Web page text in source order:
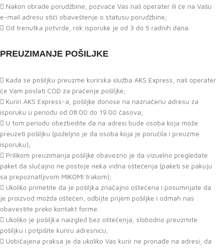
Nakon obrade porudžbine, pozvaće Vas naš operater ili će na Vašu
e-mail adresu stići obaveštenje o statusu porudžbine;
Od trenutka potvrde, rok isporuke je od 3 do 5 radnih dana.
PREUZIMANJE POŠILJKE
Kada se pošiljku preuzme kurirska služba AKS Express, naš operater
će Vam poslati COD za praćenje pošiljke;
Kuriri AKS Express-a, pošiljke donose na naznačenu adresu za
isporuku u periodu od 08.00 do 19.00 časova;
U tom periodu obezbedite da na adresi bude osoba koja može
preuzeti pošiljku (poželjno je da osoba koja je poručila i preuzme
isporuku);
Prilikom preuzimanja pošiljke obavezno je da vizuelno pregledate
paket da slučajno ne postoje neka vidna oštećenja (paketi se pakuju
sa prepoznatljivom MIKOMI trakom);
Ukoliko primetite da je pošiljka značajno oštećena i posumnjate da
je proizvod možda oštećen, odbijte prijem pošiljke i odmah nas
obavestite preko kontakt forme.
Ukoliko je pošiljka naizgled bez oštećenja, slobodno preuzmite
pošiljku i potpišite kuriru adresnicu;
Uobičajena praksa je da ukoliko Vas kurir ne pronađe na adresi, da